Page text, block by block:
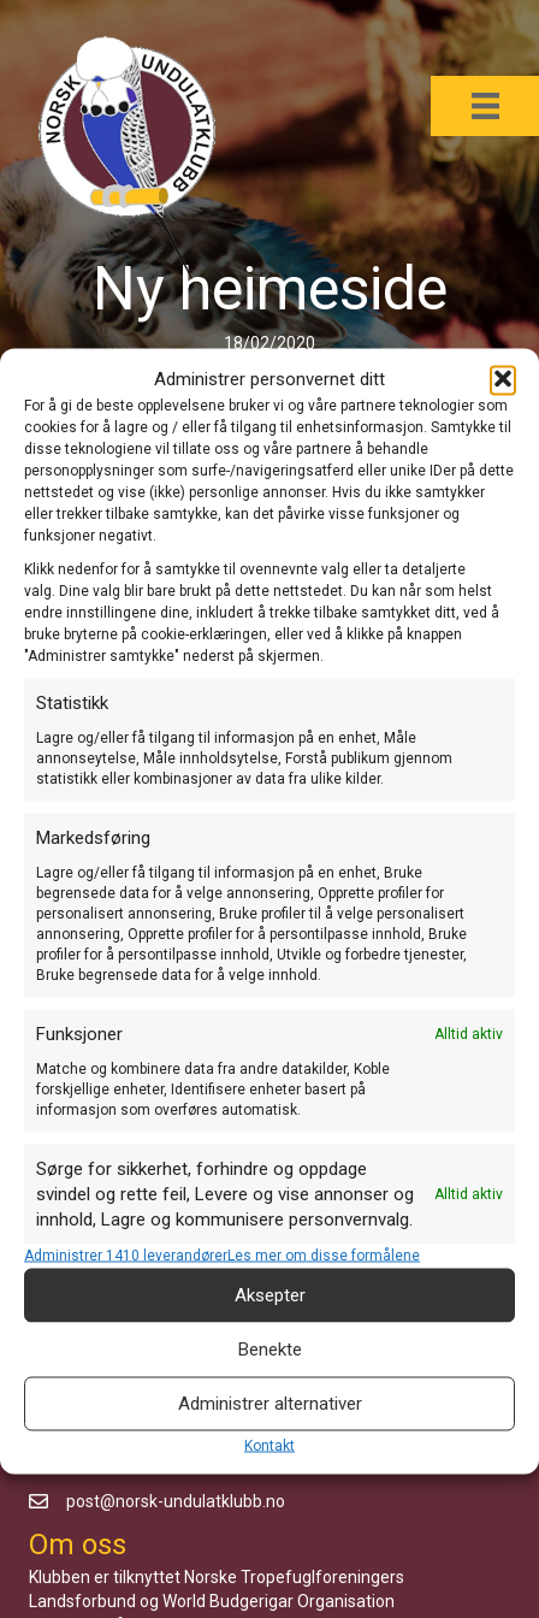
Administrer personvernet ditt
For å gi de beste opplevelsene bruker vi og våre partnere teknologier som
cookies for å lagre og / eller få tilgang til enhetsinformasjon. Samtykke til
disse teknologiene vil tillate oss og våre partnere å behandle
personopplysninger som surfe-/navigeringsatferd eller unike IDer på dette
nettstedet og vise (ikke) personlige annonser. Hvis du ikke samtykker
eller trekker tilbake samtykke, kan det påvirke visse funksjoner og
funksjoner negativt.
Klikk nedenfor for å samtykke til ovennevnte valg eller ta detaljerte
valg. Dine valg blir bare brukt på dette nettstedet. Du kan når som helst
endre innstillingene dine, inkludert å trekke tilbake samtykket ditt, ved å
bruke bryterne på cookie-erklæringen, eller ved å klikke på knappen
"Administrer samtykke" nederst på skjermen.
Statistikk
Lagre og/eller få tilgang til informasjon på en enhet, Måle
annonseytelse, Måle innholdsytelse, Forstå publikum gjennom
statistikk eller kombinasjoner av data fra ulike kilder.
Markedsføring
Lagre og/eller få tilgang til informasjon på en enhet, Bruke
begrensede data for å velge annonsering, Opprette profiler for
personalisert annonsering, Bruke profiler til å velge personalisert
annonsering, Opprette profiler for å persontilpasse innhold, Bruke
profiler for å persontilpasse innhold, Utvikle og forbedre tjenester,
Bruke begrensede data for å velge innhold.
Funksjoner Alltid aktiv
Matche og kombinere data fra andre datakilder, Koble
forskjellige enheter, Identifisere enheter basert på
informasjon som overføres automatisk.
Sørge for sikkerhet, forhindre og oppdage
svindel og rette feil, Levere og vise annonser og
innhold, Lagre og kommunisere personvernvalg.
Alltid aktiv
Administrer 1410 leverandørerLes mer om disse formålene
Aksepter
Benekte
Administrer alternativer
Kontakt
Ny heimeside
18/02/2020
heilt i mål.
Vi ynskjer å ha ei informativ heimeside som mange kan ha nytte av og
Vi tek gjerne i mot gode bilete frå medlemmane våre, som vi kan legge
inn på biletgalleriet og har du forslag og tips til informasjon som kan ver
kjekk å ha, så send oss gjerne tips!
Turid/Anne Grete
Isabell grå =
Vedlegg
Posts
navigation
NUK-SAMLING OG UNGFUGLSKUE 22-24 MAI 2020. →
Kom i kontakt med oss
post@norsk-undulatklubb.no
Om oss
Klubben er tilknyttet Norske Tropefuglforeningers
Landsforbund og World Budgerigar Organisation